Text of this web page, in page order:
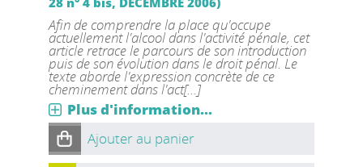
Afin de comprendre la place qu'occupe
actuellement l'alcool dans l'activité pénale, cet
article retrace le parcours de son introduction
puis de son évolution dans le droit pénal. Le
texte aborde l'expression concrète de ce
cheminement dans l'act[...]
Plus d'information...
Ajouter au panier